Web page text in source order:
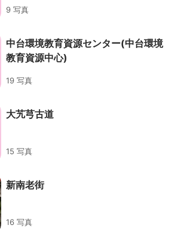
9 写真
中台環境教育資源センター(中台環境
教育資源中心)
19 写真
大艽芎古道
15 写真
新南老街
16 写真